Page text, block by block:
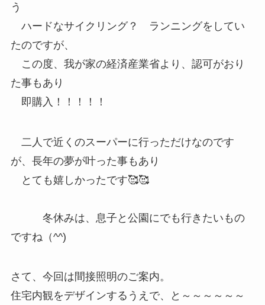
う
ハードなサイクリング？ ランニングをしてい
たのですが、
この度、我が家の経済産業省より、認可がおり
た事もあり
即購入！！！！！
二人で近くのスーパーに行っただけなのです
が、長年の夢が叶った事もあり
とても嬉しかったです🥰🥰
冬休みは、息子と公園にでも行きたいもの
ですね（^^)
さて、今回は間接照明のご案内。
住宅内観をデザインするうえで、と～～～～～～